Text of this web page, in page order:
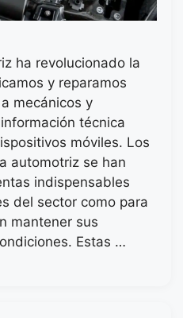
ha revolucionado la
y reparamos
mecánicos y
técnica
móviles. Los
automotriz se han
indispensables
del sector como para
mantener sus
Estas …